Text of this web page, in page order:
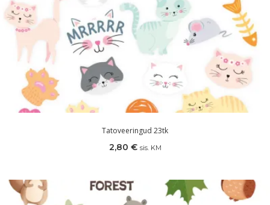
Tatoveeringud 23tk
2,80 € sis. KM